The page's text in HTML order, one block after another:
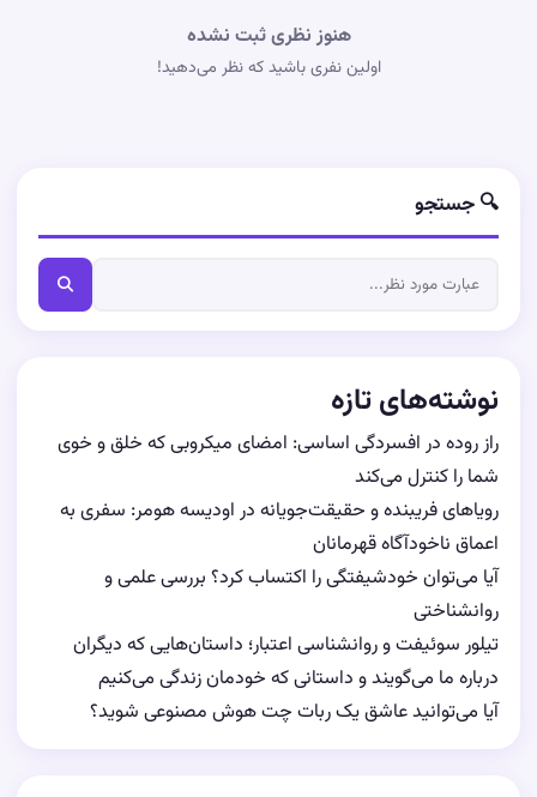
هنوز نظری ثبت نشده
اولین نفری باشید که نظر می‌دهید!
🔍 جستجو
نوشته‌های تازه
راز روده در افسردگی اساسی: امضای میکروبی که خلق و خوی
شما را کنترل می‌کند
رویاهای فریبنده و حقیقت‌جویانه در اودیسه هومر: سفری به
اعماق ناخودآگاه قهرمانان
آیا می‌توان خودشیفتگی را اکتساب کرد؟ بررسی علمی و
روانشناختی
تیلور سوئیفت و روانشناسی اعتبار؛ داستان‌هایی که دیگران
درباره ما می‌گویند و داستانی که خودمان زندگی می‌کنیم
آیا می‌توانید عاشق یک ربات چت هوش مصنوعی شوید؟